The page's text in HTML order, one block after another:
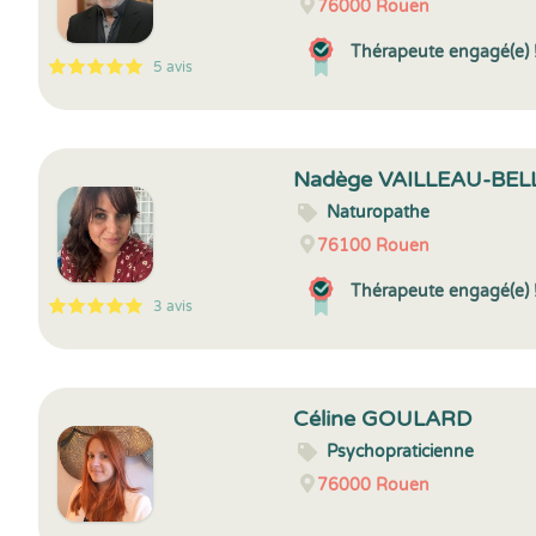
5
1
5
5 5 avis
76000 Rouen
Thérapeute engagé(e)
5
1
5
3 3 avis
Nadège VAILLEAU-
Naturopathe
76100 Rouen
Thérapeute engagé(e)
Céline GOULARD
Psychopraticienne
76000 Rouen